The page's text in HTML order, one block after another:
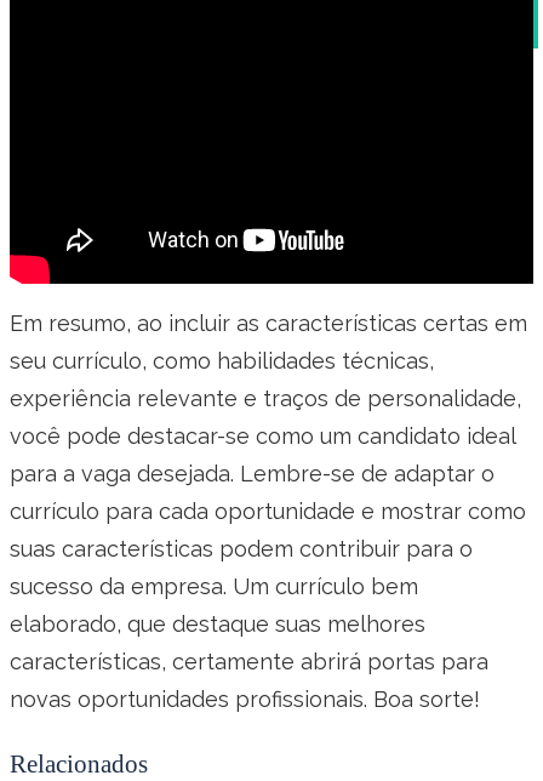
Em resumo, ao incluir as características certas em
seu currículo, como habilidades técnicas,
experiência relevante e traços de personalidade,
você pode destacar-se como um candidato ideal
para a vaga desejada. Lembre-se de adaptar o
currículo para cada oportunidade e mostrar como
suas características podem contribuir para o
sucesso da empresa. Um currículo bem
elaborado, que destaque suas melhores
características, certamente abrirá portas para
novas oportunidades profissionais. Boa sorte!
Relacionados